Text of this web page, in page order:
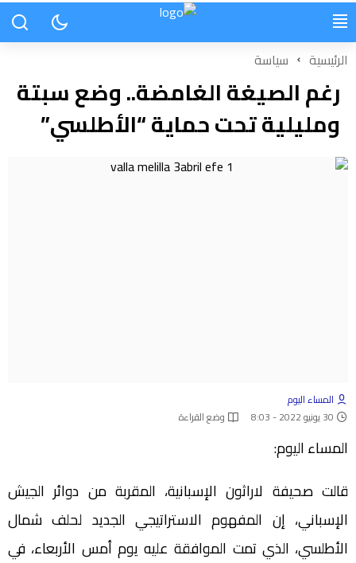
الرئيسية سياسة
رغم الصيغة الغامضة.. وضع سبتة
ومليلية تحت حماية “الأطلسي”
المساء اليوم
30 يونيو 2022 - 8:03
وضع القراءة
المساء اليوم:
قالت صحيفة لاراثون الإسبانية، المقربة من دوائر الجيش
الإسباني، إن المفهوم الاستراتيجي الجديد لحلف شمال
الأطلسي، الذي تمت الموافقة عليه يوم أمس الأربعاء، في